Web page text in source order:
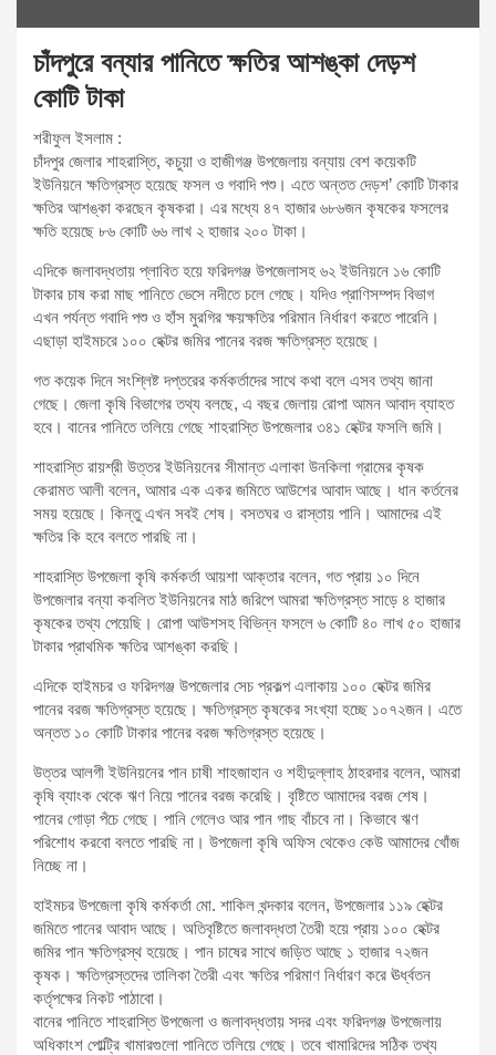
চাঁদপুরে বন্যার পানিতে ক্ষতির আশঙ্কা দেড়শ
কোটি টাকা
শরীফুল ইসলাম :
চাঁদপুর জেলার শাহরাস্তি, কচুয়া ও হাজীগঞ্জ উপজেলায় বন্যায় বেশ কয়েকটি
ইউনিয়নে ক্ষতিগ্রস্ত হয়েছে ফসল ও গবাদি পশু। এতে অন্তত দেড়শ’ কোটি টাকার
ক্ষতির আশঙ্কা করছেন কৃষকরা। এর মধ্যে ৪৭ হাজার ৬৮৬জন কৃষকের ফসলের
ক্ষতি হয়েছে ৮৬ কোটি ৬৬ লাখ ২ হাজার ২০০ টাকা।
এদিকে জলাবদ্ধতায় প্লাবিত হয়ে ফরিদগঞ্জ উপজেলাসহ ৬২ ইউনিয়নে ১৬ কোটি
টাকার চাষ করা মাছ পানিতে ভেসে নদীতে চলে গেছে। যদিও প্রাণিসম্পদ বিভাগ
এখন পর্যন্ত গবাদি পশু ও হাঁস মুরগির ক্ষয়ক্ষতির পরিমান নির্ধারণ করতে পারেনি।
এছাড়া হাইমচরে ১০০ হেক্টর জমির পানের বরজ ক্ষতিগ্রস্ত হয়েছে।
গত কয়েক দিনে সংশ্লিষ্ট দপ্তরের কর্মকর্তাদের সাথে কথা বলে এসব তথ্য জানা
গেছে। জেলা কৃষি বিভাগের তথ্য বলছে, এ বছর জেলায় রোপা আমন আবাদ ব্যাহত
হবে। বানের পানিতে তলিয়ে গেছে শাহরাস্তি উপজেলার ৩৪১ হেক্টর ফসলি জমি।
শাহরাস্তি রায়শ্রী উত্তর ইউনিয়নের সীমান্ত এলাকা উনকিলা গ্রামের কৃষক
কেরামত আলী বলেন, আমার এক একর জমিতে আউশের আবাদ আছে। ধান কর্তনের
সময় হয়েছে। কিন্তু এখন সবই শেষ। বসতঘর ও রাস্তায় পানি। আমাদের এই
ক্ষতির কি হবে বলতে পারছি না।
শাহরাস্তি উপজেলা কৃষি কর্মকর্তা আয়শা আক্তার বলেন, গত প্রায় ১০ দিনে
উপজেলার বন্যা কবলিত ইউনিয়নের মাঠ জরিপে আমরা ক্ষতিগ্রস্ত সাড়ে ৪ হাজার
কৃষকের তথ্য পেয়েছি। রোপা আউশসহ বিভিন্ন ফসলে ৬ কোটি ৪০ লাখ ৫০ হাজার
টাকার প্রাথমিক ক্ষতির আশঙ্কা করছি।
এদিকে হাইমচর ও ফরিদগঞ্জ উপজেলার সেচ প্রকল্প এলাকায় ১০০ হেক্টর জমির
পানের বরজ ক্ষতিগ্রস্ত হয়েছে। ক্ষতিগ্রস্ত কৃষকের সংখ্যা হচ্ছে ১০৭২জন। এতে
অন্তত ১০ কোটি টাকার পানের বরজ ক্ষতিগ্রস্ত হয়েছে।
উত্তর আলগী ইউনিয়নের পান চাষী শাহজাহান ও শহীদুল্লাহ ঠাহরদার বলেন, আমরা
কৃষি ব্যাংক থেকে ঋণ নিয়ে পানের বরজ করেছি। বৃষ্টিতে আমাদের বরজ শেষ।
পানের গোড়া পঁচে গেছে। পানি গেলেও আর পান গাছ বাঁচবে না। কিভাবে ঋণ
পরিশোধ করবো বলতে পারছি না। উপজেলা কৃষি অফিস থেকেও কেউ আমাদের খোঁজ
নিচ্ছে না।
হাইমচর উপজেলা কৃষি কর্মকর্তা মো. শাকিল খন্দকার বলেন, উপজেলার ১১৯ হেক্টর
জমিতে পানের আবাদ আছে। অতিবৃষ্টিতে জলাবদ্ধতা তৈরী হয়ে প্রায় ১০০ হেক্টর
জমির পান ক্ষতিগ্রস্থ হয়েছে। পান চাষের সাথে জড়িত আছে ১ হাজার ৭২জন
কৃষক। ক্ষতিগ্রস্তদের তালিকা তৈরী এবং ক্ষতির পরিমাণ নির্ধারণ করে ঊর্ধ্বতন
কর্তৃপক্ষের নিকট পাঠাবো।
বানের পানিতে শাহরাস্তি উপজেলা ও জলাবদ্ধতায় সদর এবং ফরিদগঞ্জ উপজেলায়
অধিকাংশ পোল্ট্রি খামারগুলো পানিতে তলিয়ে গেছে। তবে খামারিদের সঠিক তথ্য